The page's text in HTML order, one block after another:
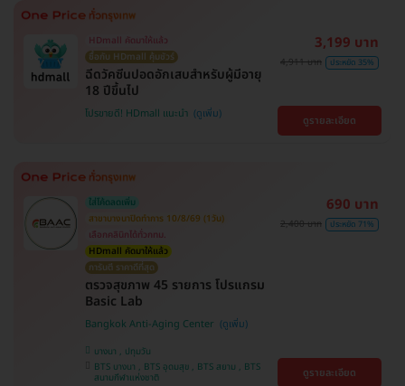
HDmall คัดมาให้แล้ว
ซื้อกับ HDmall คุ้มชัวร์
ฉีดวัคซีนปอดอักเสบสำหรับผู้มีอายุ
18 ปีขึ้นไป
โปรขายดี! HDmall แนะนำ
3,199 บาท
4,911 บาท ประหยัด 35%
ดูรายละเอียด
ใส่โค้ดลดเพิ่ม
สาขาบางนาปิดทำการ 10/8/69 (1วัน)
เลือกคลินิกได้ทั่วกทม.
HDmall คัดมาให้แล้ว
การันตี ราคาดีที่สุด
ตรวจสุขภาพ 45 รายการ โปรแกรม
Basic Lab
Bangkok Anti-Aging Center
บางนา , ปทุมวัน
BTS บางนา , BTS อุดมสุข , BTS สยาม , BTS
สนามกีฬาแห่งชาติ
690 บาท
2,400 บาท ประหยัด 71%
ดูรายละเอียด